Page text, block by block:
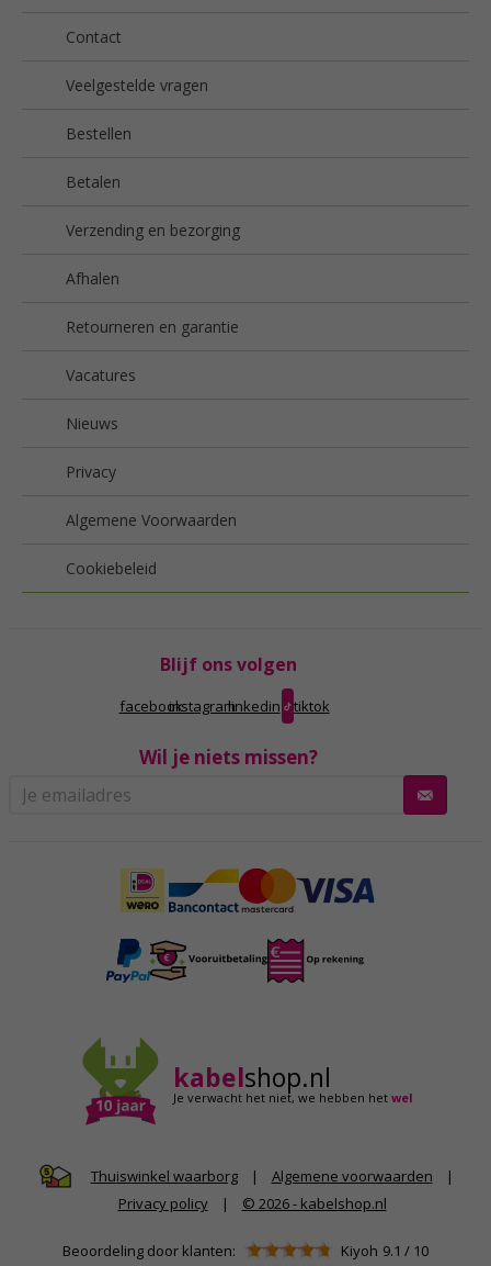
Contact
Veelgestelde vragen
Bestellen
Betalen
Verzending en bezorging
Afhalen
Retourneren en garantie
Vacatures
Nieuws
Privacy
Algemene Voorwaarden
Cookiebeleid
Blijf ons volgen
facebookinstagramlinkedin tiktok
Wil je niets missen?
kabelshop.nl
Je verwacht het niet,we hebben hetwel
Thuiswinkel waarborg | Algemene voorwaarden
|
Privacy policy
| © 2026 - kabelshop.nl
Beoordeling door klanten: Kiyoh 9.1 / 10